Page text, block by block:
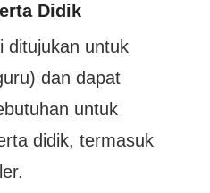
Didik
ditujukan untuk
dan dapat
untuk
didik, termasuk